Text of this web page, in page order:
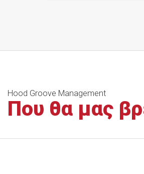
Hood Groove Management
Που θα μας